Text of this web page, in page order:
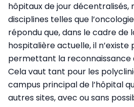
hôpitaux de jour
disciplines telles que
répondu que, dans le cadre de
hospitalière actuelle, il n’existe
permettant la reconnaissance
Cela vaut tant pour les
campus principal de l’hôpital
autres sites, avec ou sans